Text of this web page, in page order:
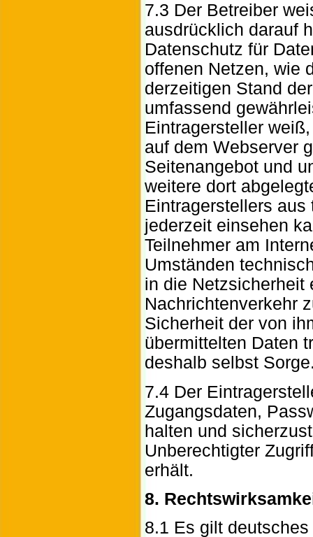
7.3 Der Betreiber
ausdrücklich darauf
Datenschutz für
offenen Netzen, wie
derzeitigen Stand
umfassend
Eintragersteller
auf dem Webserver
Seitenangebot und
weitere dort
Eintragerstellers
jederzeit einsehen
Teilnehmer am
Umständen
in die Netzsicherheit
Nachrichtenverkehr
Sicherheit der von
übermittelten Daten
deshalb selbst
7.4 Der
Zugangsdaten,
halten und
Unberechtigter
erhält.
8.
8.1 Es gilt